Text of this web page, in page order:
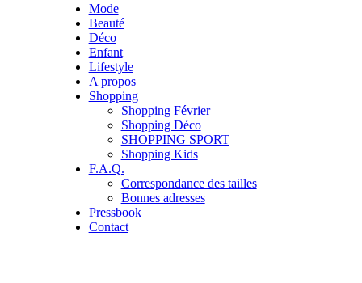
Mode
Beauté
Déco
Enfant
Lifestyle
A propos
Shopping
Shopping Février
Shopping Déco
SHOPPING SPORT
Shopping Kids
F.A.Q.
Correspondance des tailles
Bonnes adresses
Pressbook
Contact